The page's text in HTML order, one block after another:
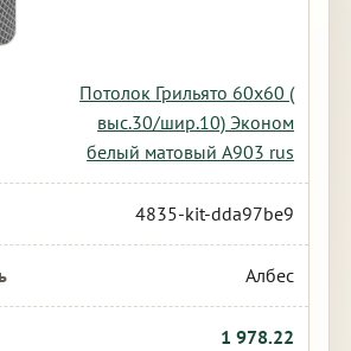
Потолок Грильято 60х60 (
выс.30/шир.10) Эконом
белый матовый А903 rus
4835-kit-dda97be9
Албес
1 978.22